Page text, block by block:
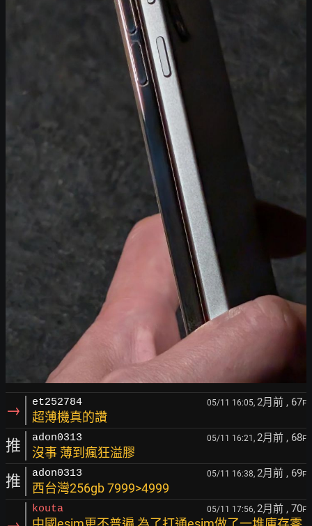
→ et252784 05/11 16:05, 2月前 , 67F
超薄機真的讚
推 adon0313 05/11 16:21, 2月前 , 68F
沒事 薄到瘋狂溢膠
推 adon0313 05/11 16:38, 2月前 , 69F
西台灣256gb 7999>4999
kouta 05/11 17:56, 2月前 , 70F